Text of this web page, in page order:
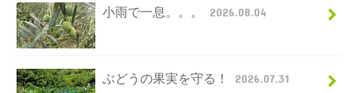
小雨で一息。。。 2026.08.04
ぶどうの果実を守る！ 2026.07.31